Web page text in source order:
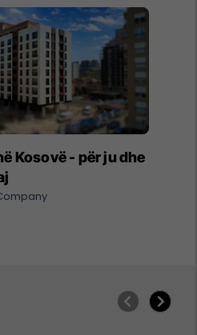
Kosovë - për ju dhe